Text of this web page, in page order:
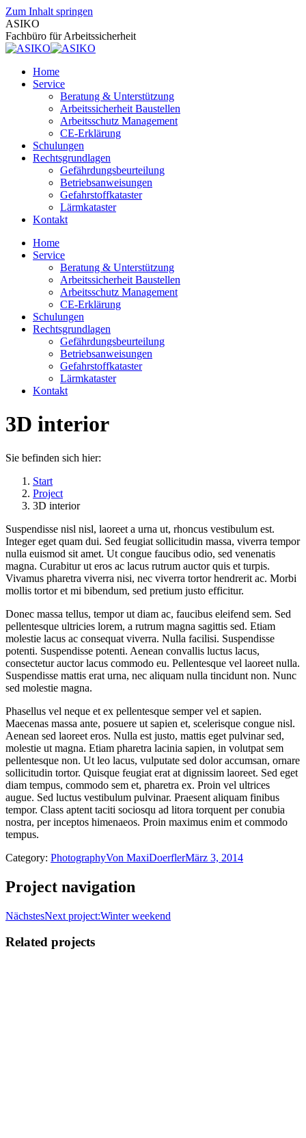
Zum Inhalt springen
ASIKO
Fachbüro für Arbeitssicherheit
Home
Service
Beratung & Unterstützung
Arbeitssicherheit Baustellen
Arbeitsschutz Management
CE-Erklärung
Schulungen
Rechtsgrundlagen
Gefährdungsbeurteilung
Betriebsanweisungen
Gefahrstoffkataster
Lärmkataster
Kontakt
Home
Service
Beratung & Unterstützung
Arbeitssicherheit Baustellen
Arbeitsschutz Management
CE-Erklärung
Schulungen
Rechtsgrundlagen
Gefährdungsbeurteilung
Betriebsanweisungen
Gefahrstoffkataster
Lärmkataster
Kontakt
3D interior
Sie befinden sich hier:
Start
Project
3D interior
Suspendisse nisl nisl, laoreet a urna ut, rhoncus vestibulum est.
Integer eget quam dui. Sed feugiat sollicitudin massa, viverra tempor
nulla euismod sit amet. Ut congue faucibus odio, sed venenatis
magna. Curabitur ut eros ac lacus rutrum auctor quis et turpis.
Vivamus pharetra viverra nisi, nec viverra tortor hendrerit ac. Morbi
mollis tortor et mi bibendum, sed pretium justo efficitur.
Donec massa tellus, tempor ut diam ac, faucibus eleifend sem. Sed
pellentesque ultricies lorem, a rutrum magna sagittis sed. Etiam
molestie lacus ac consequat viverra. Nulla facilisi. Suspendisse
potenti. Suspendisse potenti. Aenean convallis luctus lacus,
consectetur auctor lacus commodo eu. Pellentesque vel laoreet nulla.
Suspendisse mattis erat urna, nec aliquam nulla tincidunt non. Nunc
sed molestie magna.
Phasellus vel neque et ex pellentesque semper vel et sapien.
Maecenas massa ante, posuere ut sapien et, scelerisque congue nisl.
Aenean sed laoreet eros. Nulla est justo, mattis eget pulvinar sed,
molestie ut magna. Etiam pharetra lacinia sapien, in volutpat sem
pellentesque non. Ut leo lacus, vulputate sed dolor accumsan, ornare
sollicitudin tortor. Quisque feugiat erat at dignissim laoreet. Sed eget
diam tempus, commodo sem et, pharetra ex. Proin vel ultrices
augue. Sed luctus vestibulum pulvinar. Praesent aliquam finibus
tempor. Class aptent taciti sociosqu ad litora torquent per conubia
nostra, per inceptos himenaeos. Proin maximus enim et commodo
tempus.
Category: PhotographyVon MaxiDoerflerMärz 3, 2014
Project navigation
NächstesNext project:Winter weekend
Related projects